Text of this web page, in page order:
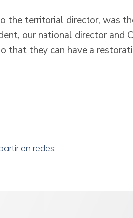
the territorial director, was
our national director and
that they can have a
en redes: